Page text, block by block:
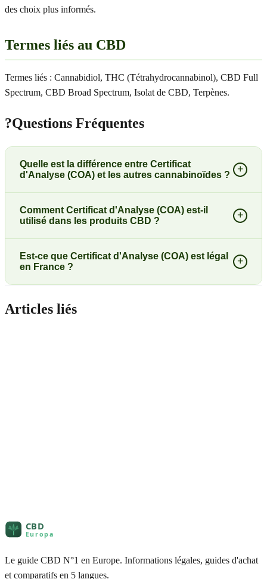
des choix plus informés.
Termes liés au CBD
Termes liés : Cannabidiol, THC (Tétrahydrocannabinol), CBD Full
Spectrum, CBD Broad Spectrum, Isolat de CBD, Terpènes.
?Questions Fréquentes
Quelle est la différence entre Certificat
d'Analyse (COA) et les autres cannabinoïdes ?
+
Comment Certificat d'Analyse (COA) est-il
utilisé dans les produits CBD ?
+
Est-ce que Certificat d'Analyse (COA) est légal
en France ?
+
Articles liés
Le guide CBD N°1 en Europe. Informations légales, guides d'achat
et comparatifs en 5 langues.